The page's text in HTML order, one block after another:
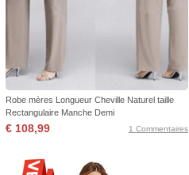
Robe mères Longueur Cheville Naturel taille
Rectangulaire Manche Demi
€ 108,99 1 Commentaires